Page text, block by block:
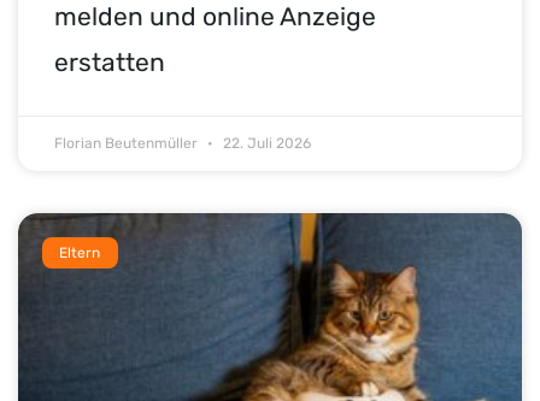
melden und online Anzeige
erstatten
Florian Beutenmüller 22. Juli 2026
Eltern